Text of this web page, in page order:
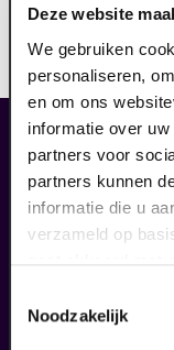
Deze website
We gebruiken
personaliseren,
en om ons
informatie over
partners voor
partners kunnen
informatie die u
verzameld op
gaat akkoord met
Noodzakelijk
de lijntjes waar
Theaterprijs als
16
oktober